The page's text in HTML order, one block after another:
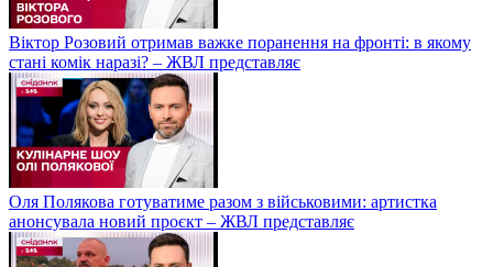
Віктор Розовий отримав важке поранення на фронті: в якому
стані комік наразі? – ЖВЛ представляє
Оля Полякова готуватиме разом з військовими: артистка
анонсувала новий проєкт – ЖВЛ представляє